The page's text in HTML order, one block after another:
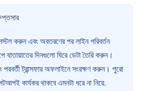
করুন এবং অবতরণের পর লাইন পরিবর্তন
যাতায়াতের দিনগুলো ঘিরে ডেটা তৈরি করুন।
পরবর্তী ট্রান্সফার অফলাইনে সংরক্ষণ করুন। পুরো
কার্যকর থাকবে এমনটা ধরে না নিয়ে,